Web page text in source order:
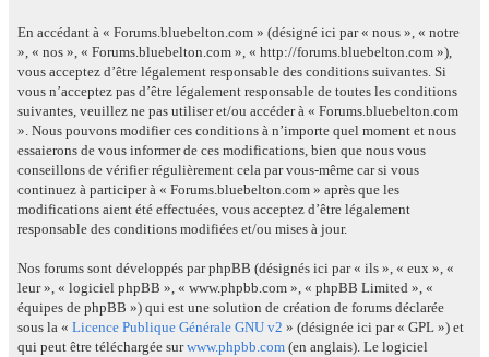
En accédant à « Forums.bluebelton.com » (désigné ici par « nous », « notre
», « nos », « Forums.bluebelton.com », « http://forums.bluebelton.com »),
vous acceptez d’être légalement responsable des conditions suivantes. Si
vous n’acceptez pas d’être légalement responsable de toutes les conditions
suivantes, veuillez ne pas utiliser et/ou accéder à « Forums.bluebelton.com
». Nous pouvons modifier ces conditions à n’importe quel moment et nous
essaierons de vous informer de ces modifications, bien que nous vous
conseillons de vérifier régulièrement cela par vous-même car si vous
continuez à participer à « Forums.bluebelton.com » après que les
modifications aient été effectuées, vous acceptez d’être légalement
responsable des conditions modifiées et/ou mises à jour.
Nos forums sont développés par phpBB (désignés ici par « ils », « eux », «
leur », « logiciel phpBB », « www.phpbb.com », « phpBB Limited », «
équipes de phpBB ») qui est une solution de création de forums déclarée
sous la « Licence Publique Générale GNU v2 » (désignée ici par « GPL ») et
qui peut être téléchargée surwww.phpbb.com (en anglais). Le logiciel